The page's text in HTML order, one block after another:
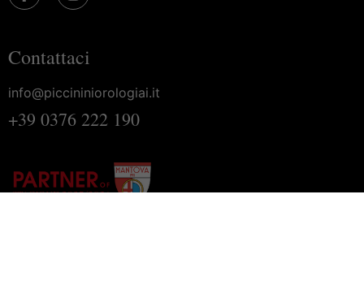
Contattaci
info@piccininiorologiai.it
+39 0376 222 190